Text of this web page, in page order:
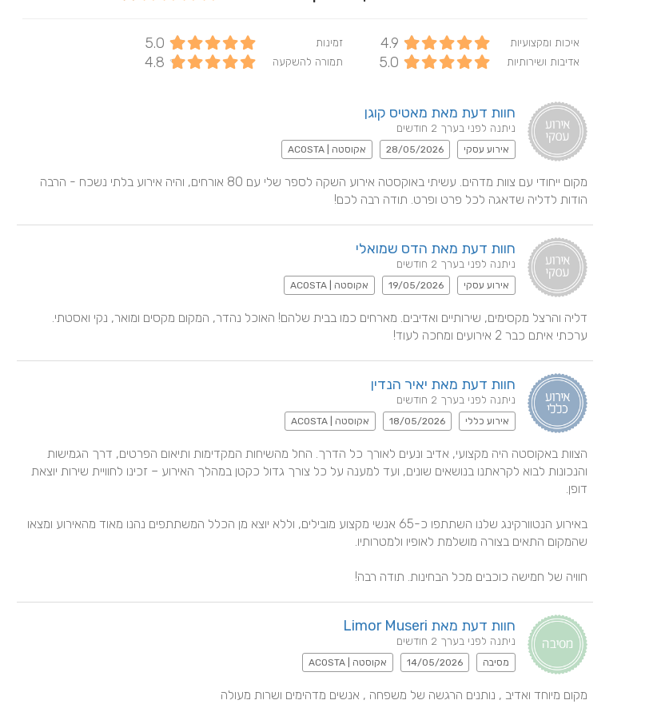
איכות ומקצועיות 4.9 זמינות 5.0
אדיבות ושירותיות 5.0 תמורה להשקעה 4.8
חוות דעת מאת מאטיס קוגן
ניתנה לפני בערך 2 חודשים
אירוע עסקי 28/05/2026 אקוסטה | ACOSTA
הודות לדליה שדאגה לכל פרט ופרט. תודה רבה לכם!
חוות דעת מאת הדס שמואלי
ניתנה לפני בערך 2 חודשים
אירוע עסקי 19/05/2026 אקוסטה | ACOSTA
ערכתי איתם כבר 2 אירועים ומחכה לעוד!
חוות דעת מאת יאיר הנדין
ניתנה לפני בערך 2 חודשים
אירוע כללי 18/05/2026 אקוסטה | ACOSTA
חוויה של חמישה כוכבים מכל הבחינות. תודה רבה!
חוות דעת מאת Limor Museri
ניתנה לפני בערך 2 חודשים
מסיבה 14/05/2026 אקוסטה | ACOSTA
מקום מיוחד ואדיב , נותנים הרגשה של משפחה , אנשים מדהימים ושרות מעולה